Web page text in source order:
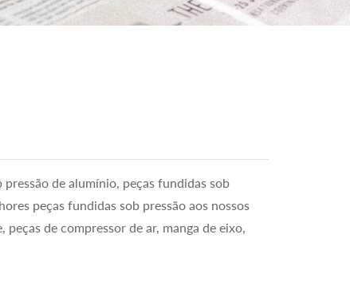
de alumínio, peças fundidas sob
peças fundidas sob pressão aos nossos
de compressor de ar, manga de eixo,